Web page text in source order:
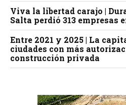
Viva la libertad carajo |
Salta perdió 313 empresas
Entre 2021 y 2025 | La
ciudades con más
construcción privada